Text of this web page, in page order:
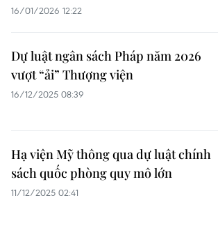
16/01/2026 12:22
Dự luật ngân sách Pháp năm 2026
vượt “ải” Thượng viện
16/12/2025 08:39
Hạ viện Mỹ thông qua dự luật chính
sách quốc phòng quy mô lớn
11/12/2025 02:41